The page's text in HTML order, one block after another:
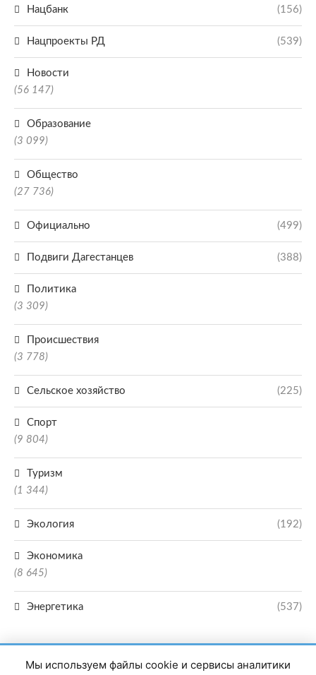
Нацбанк (156)
Нацпроекты РД (539)
Новости
(56 147)
Образование
(3 099)
Общество
(27 736)
Официально (499)
Подвиги Дагестанцев (388)
Политика
(3 309)
Происшествия
(3 778)
Сельское хозяйство (225)
Спорт
(9 804)
Туризм
(1 344)
Экология (192)
Экономика
(8 645)
Энергетика (537)
Мы используем файлы cookie и сервисы аналитики